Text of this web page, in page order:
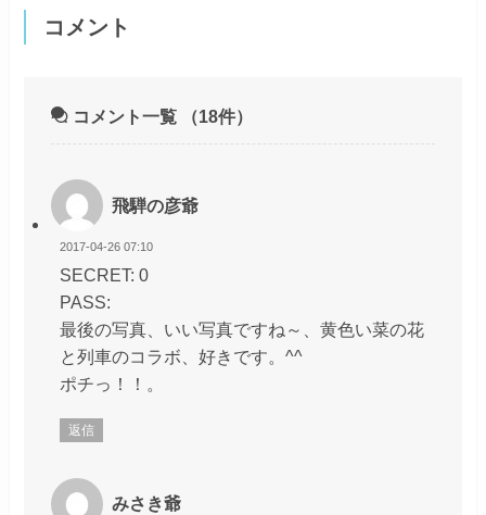
コメント
コメント一覧 （18件）
飛騨の彦爺
2017-04-26 07:10
SECRET: 0
PASS:
最後の写真、いい写真ですね～、黄色い菜の花
と列車のコラボ、好きです。^^
ポチっ！！。
返信
みさき爺